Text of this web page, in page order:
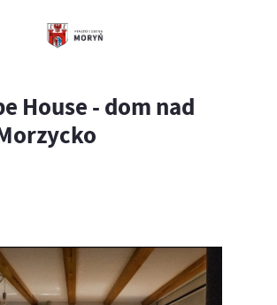
House - dom nad